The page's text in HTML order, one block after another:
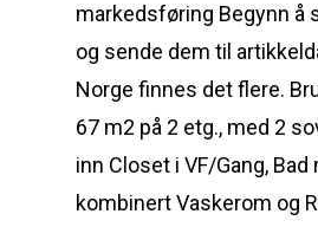
markedsføring Begynn å
og sende dem til
Norge finnes det flere.
67 m2 på 2 etg., med 2
inn Closet i VF/Gang, Bad
kombinert Vaskerom og